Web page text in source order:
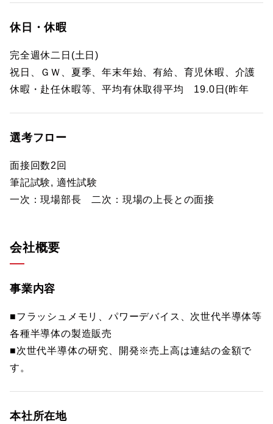
休日・休暇
完全週休二日(土日)
祝日、ＧＷ、夏季、年末年始、有給、育児休暇、介護
休暇・赴任休暇等、平均有休取得平均 19.0日(昨年
選考フロー
面接回数2回
筆記試験, 適性試験
一次：現場部長 二次：現場の上長との面接
会社概要
事業内容
■フラッシュメモリ、パワーデバイス、次世代半導体等
各種半導体の製造販売
■次世代半導体の研究、開発※売上高は連結の金額で
す。
本社所在地